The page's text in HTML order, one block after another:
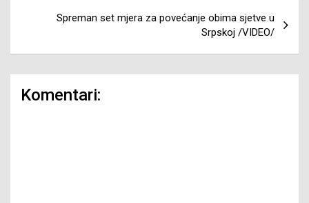
Spreman set mjera za povećanje obima sjetve u
Srpskoj /VIDEO/
Komentari: